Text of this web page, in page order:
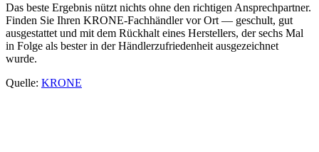
Das beste Ergebnis nützt nichts ohne den richtigen Ansprechpartner.
Finden Sie Ihren KRONE-Fachhändler vor Ort — geschult, gut
ausgestattet und mit dem Rückhalt eines Herstellers, der sechs Mal
in Folge als bester in der Händlerzufriedenheit ausgezeichnet
wurde.
Quelle: KRONE